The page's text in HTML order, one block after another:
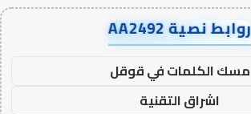
روابط نصية AA2492
مسك الكلمات في قوقل
اشراق التقنية